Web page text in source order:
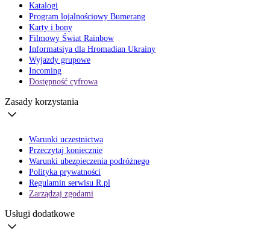
Katalogi
Program lojalnościowy Bumerang
Karty i bony
Filmowy Świat Rainbow
Informatsiya dla Hromadian Ukrainy
Wyjazdy grupowe
Incoming
Dostępność cyfrowa
Zasady korzystania
Warunki uczestnictwa
Przeczytaj koniecznie
Warunki ubezpieczenia podróżnego
Polityka prywatności
Regulamin serwisu R.pl
Zarządzaj zgodami
Usługi dodatkowe